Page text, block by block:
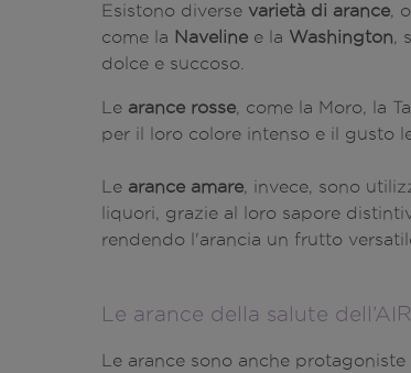
Esistono diverse varietà di arance,
come la Naveline e la Washington,
dolce e succoso.
Le arance rosse, come la Moro, la
per il loro colore intenso e il gusto
Le arance amare, invece, sono
liquori, grazie al loro sapore
rendendo l'arancia un frutto
Le arance della salute
Le arance sono anche protagoniste